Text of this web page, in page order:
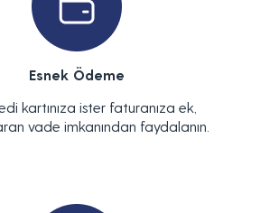
Esnek Ödeme
kartınıza ister faturanıza ek,
vade imkanından faydalanın.